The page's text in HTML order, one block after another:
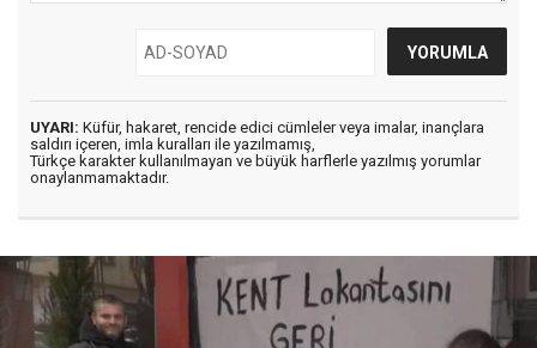
UYARI: Küfür, hakaret, rencide edici cümleler veya imalar, inançlara
saldırı içeren, imla kuralları ile yazılmamış,
Türkçe karakter kullanılmayan ve büyük harflerle yazılmış yorumlar
onaylanmamaktadır.